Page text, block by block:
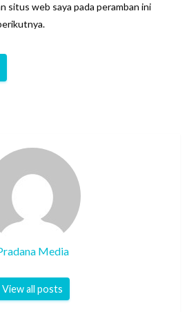
situs web saya pada peramban ini
Media
View all posts